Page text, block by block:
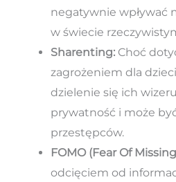
negatywnie wpływać
w świecie
Sharenting:Choć
zagrożeniem dla
dzielenie się ich
prywatność i może
przestępców.
FOMO (Fear Of
odcięciem od